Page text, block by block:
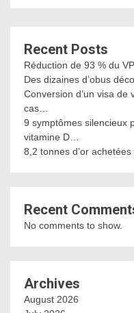
Recent Posts
Réduction de 93 % du
Des dizaines d’obus
Conversion d’un visa
cas…
9 symptômes silencieux
vitamine D…
8,2 tonnes d’or
Recent
No comments to show.
Archives
August 2026